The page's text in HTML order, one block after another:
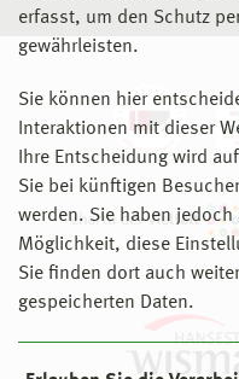
erfasst, um den Schutz
gewährleisten.
Sie können hier
Interaktionen mit dieser
Ihre Entscheidung wird
Sie bei künftigen
werden. Sie haben jedoch
Möglichkeit, diese
Sie finden dort auch
gespeicherten Daten.